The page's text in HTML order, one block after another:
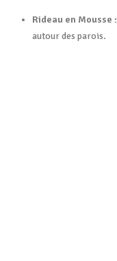
Rideau en Mousse :
autour des parois.